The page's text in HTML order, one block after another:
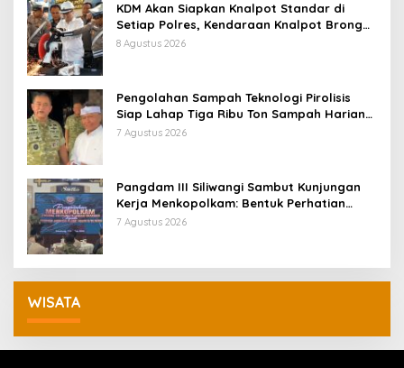
KDM Akan Siapkan Knalpot Standar di
Setiap Polres, Kendaraan Knalpot Brong
Tertangkap Langsung Ganti
8 Agustus 2026
Pengolahan Sampah Teknologi Pirolisis
Siap Lahap Tiga Ribu Ton Sampah Harian
Jawa Barat
7 Agustus 2026
Pangdam III Siliwangi Sambut Kunjungan
Kerja Menkopolkam: Bentuk Perhatian
Pemerintah
7 Agustus 2026
WISATA